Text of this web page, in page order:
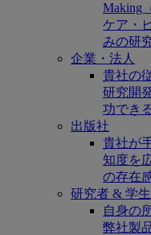
Making
ケア・
みの研
企業・法人
貴社の
研究開
功でき
出版社
貴社が
知度を
の存在
研究者 & 学生
自身の
弊社製